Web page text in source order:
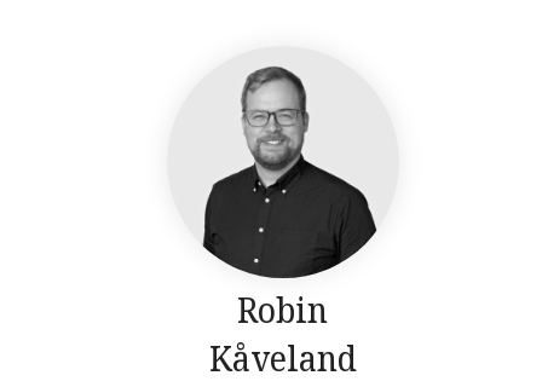
Robin
Kåveland